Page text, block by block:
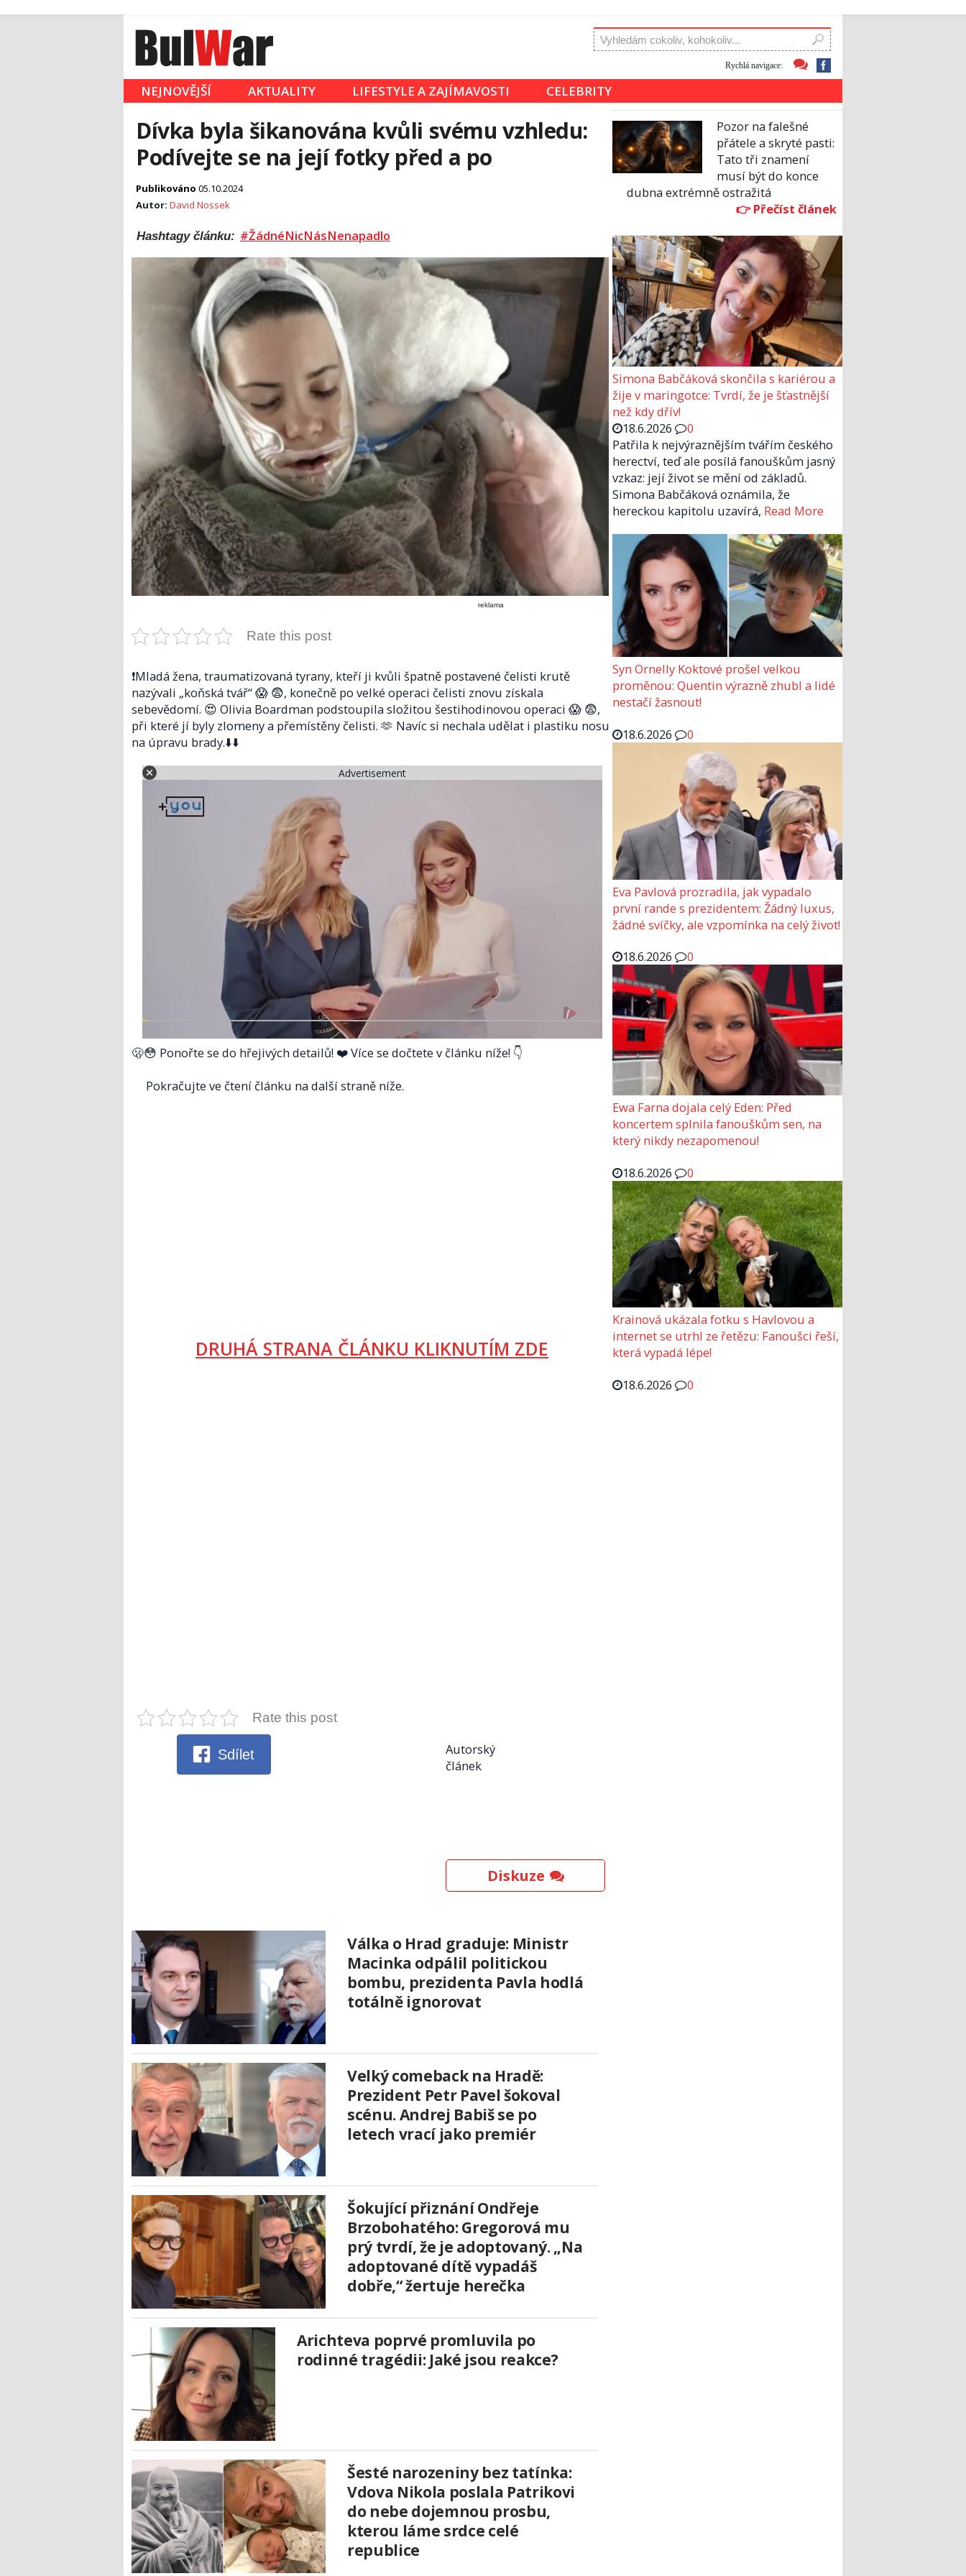
Rychlá navigace:
NEJNOVĚJŠÍ AKTUALITY LIFESTYLE A ZAJÍMAVOSTI CELEBRITY
Dívka byla šikanována kvůli svému vzhledu:
Podívejte se na její fotky před a po
Publikováno 05.10.2024
Autor: David Nossek
Hashtagy článku: #ŽádnéNicNásNenapadlo
reklama
Rate this post
❗️Mladá žena, traumatizovaná tyrany, kteří ji kvůli špatně postavené čelisti krutě
nazývali „koňská tvář“ 😱 😨, konečně po velké operaci čelisti znovu získala
sebevědomí. 😍 Olivia Boardman podstoupila složitou šestihodinovou operaci 😱 😨,
při které jí byly zlomeny a přemístěny čelisti. 🫶 Navíc si nechala udělat i plastiku nosu
na úpravu brady.⬇️⬇️
Advertisement
🫢😳 Ponořte se do hřejivých detailů! ❤️ Více se dočtete v článku níže! 👇
Pokračujte ve čtení článku na další straně níže.
DRUHÁ STRANA ČLÁNKU KLIKNUTÍM ZDE
Rate this post
Sdílet
Autorský
článek
Diskuze
Válka o Hrad graduje: Ministr
Macinka odpálil politickou
bombu, prezidenta Pavla hodlá
totálně ignorovat
Velký comeback na Hradě:
Prezident Petr Pavel šokoval
scénu. Andrej Babiš se po
letech vrací jako premiér
Šokující přiznání Ondřeje
Brzobohatého: Gregorová mu
prý tvrdí, že je adoptovaný. „Na
adoptované dítě vypadáš
dobře,“ žertuje herečka
Arichteva poprvé promluvila po
rodinné tragédii: Jaké jsou reakce?
Šesté narozeniny bez tatínka:
Vdova Nikola poslala Patrikovi
do nebe dojemnou prosbu,
kterou láme srdce celé
republice
Pozor na falešné
přátele a skryté pasti:
Tato tři znamení
musí být do konce
dubna extrémně ostražitá
Simona Babčáková skončila s kariérou a
žije v maringotce: Tvrdí, že je šťastnější
než kdy dřív!
18.6.2026
0
Patřila k nejvýraznějším tvářím českého
herectví, teď ale posílá fanouškům jasný
vzkaz: její život se mění od základů.
Simona Babčáková oznámila, že
hereckou kapitolu uzavírá, Read More
Syn Ornelly Koktové prošel velkou
proměnou: Quentin výrazně zhubl a lidé
nestačí žasnout!
18.6.2026
0
Eva Pavlová prozradila, jak vypadalo
první rande s prezidentem: Žádný luxus,
žádné svíčky, ale vzpomínka na celý život!
18.6.2026
0
Ewa Farna dojala celý Eden: Před
koncertem splnila fanouškům sen, na
který nikdy nezapomenou!
18.6.2026
0
Krainová ukázala fotku s Havlovou a
internet se utrhl ze řetězu: Fanoušci řeší,
která vypadá lépe!
18.6.2026
0